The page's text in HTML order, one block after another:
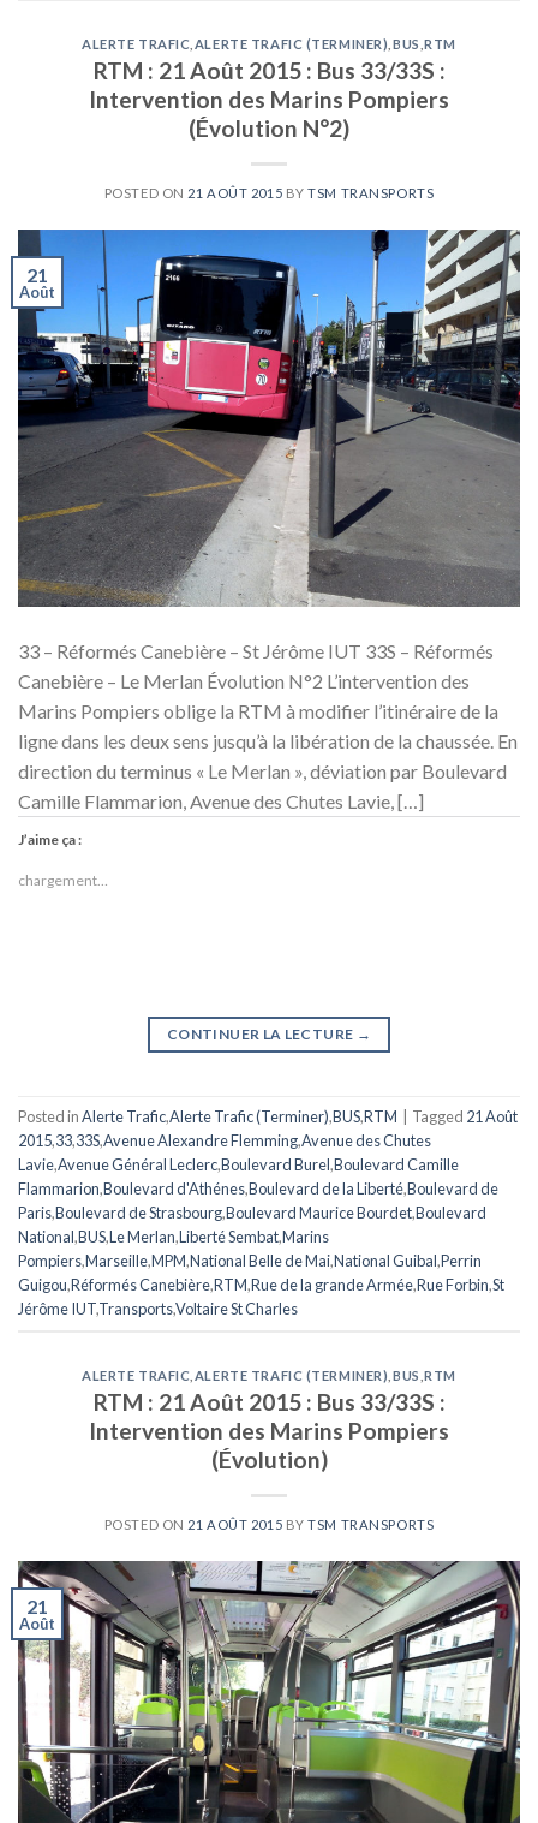
ALERTE TRAFIC ALERTE TRAFIC (TERMINER) BUS ,RTM
RTM : 21 Août 2015 : Bus 33/33S :
Intervention des Marins Pompiers
(Évolution N°2)
POSTED ON 21 AOÛT 2015 BYTSM TRANSPORTS
21
Août
33 – Réformés Canebière – St Jérôme IUT 33S – Réformés
Canebière – Le Merlan Évolution N°2 L’intervention des
Marins Pompiers oblige la RTM à modifier l’itinéraire de la
ligne dans les deux sens jusqu’à la libération de la chaussée. En
direction du terminus « Le Merlan », déviation par Boulevard
Camille Flammarion, Avenue des Chutes Lavie, […]
J’aime ça :
chargement…
CONTINUER LA LECTURE →
Posted inAlerte Trafic,Alerte Trafic (Terminer),BUS,RTM Tagged 21 Août
2015,33,33S,Avenue Alexandre Flemming,Avenue des Chutes
Lavie,Avenue Général Leclerc,Boulevard Burel,Boulevard Camille
Flammarion,Boulevard d'Athénes,Boulevard de la Liberté,Boulevard de
Paris,Boulevard de Strasbourg,Boulevard Maurice Bourdet,Boulevard
National,BUS,Le Merlan,Liberté Sembat,Marins
Pompiers,Marseille,MPM,National Belle de Mai,National Guibal,Perrin
Guigou,Réformés Canebière,RTM,Rue de la grande Armée,Rue Forbin,St
Jérôme IUT,Transports,Voltaire St Charles
ALERTE TRAFIC ALERTE TRAFIC (TERMINER) BUS ,RTM
RTM : 21 Août 2015 : Bus 33/33S :
Intervention des Marins Pompiers
(Évolution)
POSTED ON 21 AOÛT 2015 BYTSM TRANSPORTS
21
Août